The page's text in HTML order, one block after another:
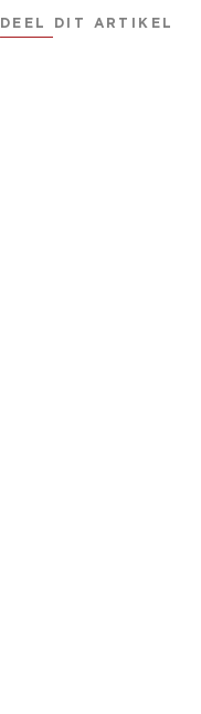
DEEL DIT ARTIKEL